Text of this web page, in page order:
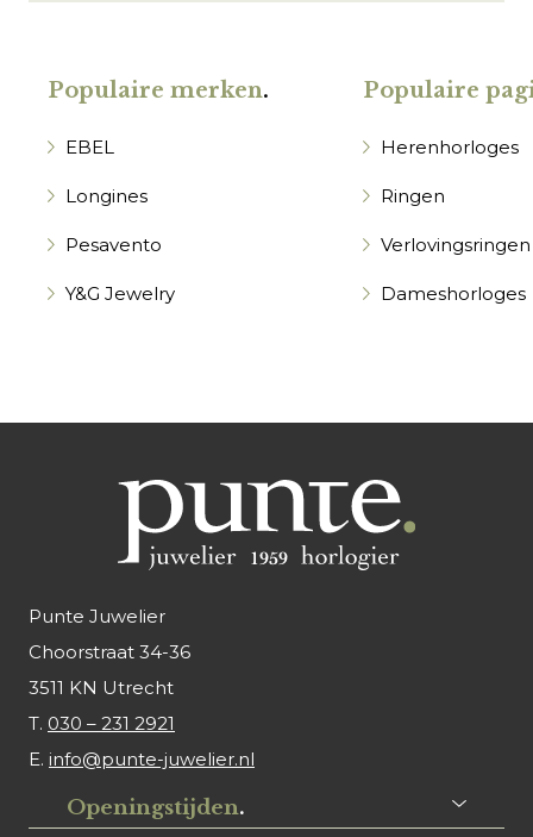
Populaire merken.
EBEL
Longines
Pesavento
Y&G Jewelry
Populaire
Herenhorloges
Ringen
Verlovingsringen
Dameshorloges
Punte Juwelier
Choorstraat 34-36
3511 KN Utrecht
T. 030 – 231 2921
E. info@punte-juwelier.nl
Openingstijden.